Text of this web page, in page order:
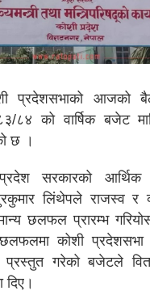
प्रदेशसभाको आजको
८४ को वार्षिक बजेट
छ ।
सरकारको आर्थिक
लिंथेपले राजस्व र
छलफल प्रारम्भ
कोशी
प्रस्तुत गरेको बजेटले
दिए।